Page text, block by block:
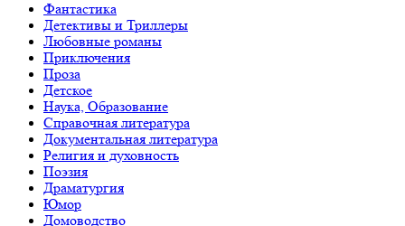
Фантастика
Детективы и Триллеры
Любовные романы
Приключения
Проза
Детское
Наука, Образование
Справочная литература
Документальная литература
Религия и духовность
Поэзия
Драматургия
Юмор
Домоводство